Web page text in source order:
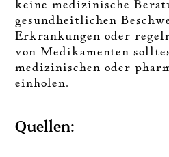
keine medizinische
gesundheitlichen
Erkrankungen oder
von Medikamenten
medizinischen oder
einholen.
Quellen: